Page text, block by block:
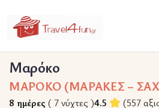
Μαρόκο
ΜΑΡΟΚΟ (ΜΑΡΑΚΕΣ –
8 ημέρες ( 7 νύχτες )4.5 (557